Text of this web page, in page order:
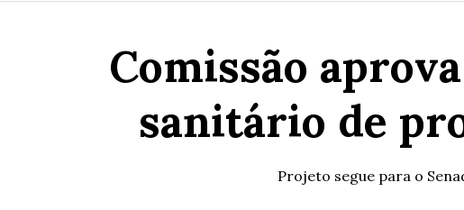
Comissão
sanitário de
Projeto segue para o